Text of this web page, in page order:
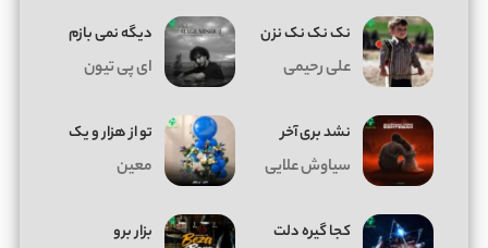
نک نک نک نزن
علی رحیمی
دیگه نمی بازم
ای پی تیون
نشد بری آخر
سیاوش علایی
تو از هزار و یک
معین
کجا گیره دلت بزار برو